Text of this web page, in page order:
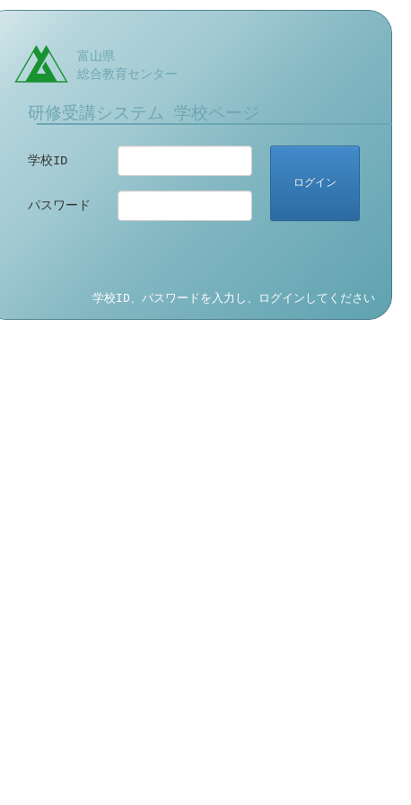
富山県
総合教育センター
研修受講システム 学校ページ
学校ID
パスワード
ログイン
学校ID、パスワードを入力し、ログインしてください